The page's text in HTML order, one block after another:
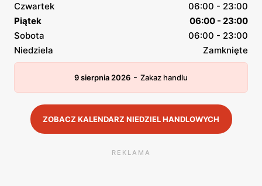
Czwartek
06:00 - 23:00
Piątek
06:00 - 23:00
Sobota
06:00 - 23:00
Niedziela
Zamknięte
9 sierpnia 2026 - Zakaz handlu
ZOBACZ KALENDARZ NIEDZIEL HANDLOWYCH
REKLAMA